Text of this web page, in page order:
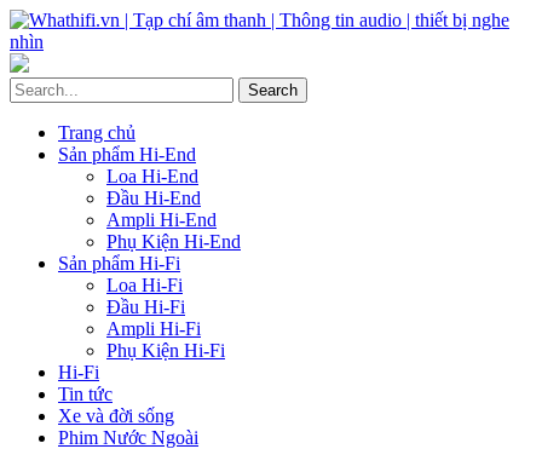
Trang chủ
Sản phẩm Hi-End
Loa Hi-End
Đầu Hi-End
Ampli Hi-End
Phụ Kiện Hi-End
Sản phẩm Hi-Fi
Loa Hi-Fi
Đầu Hi-Fi
Ampli Hi-Fi
Phụ Kiện Hi-Fi
Hi-Fi
Tin tức
Xe và đời sống
Phim Nước Ngoài